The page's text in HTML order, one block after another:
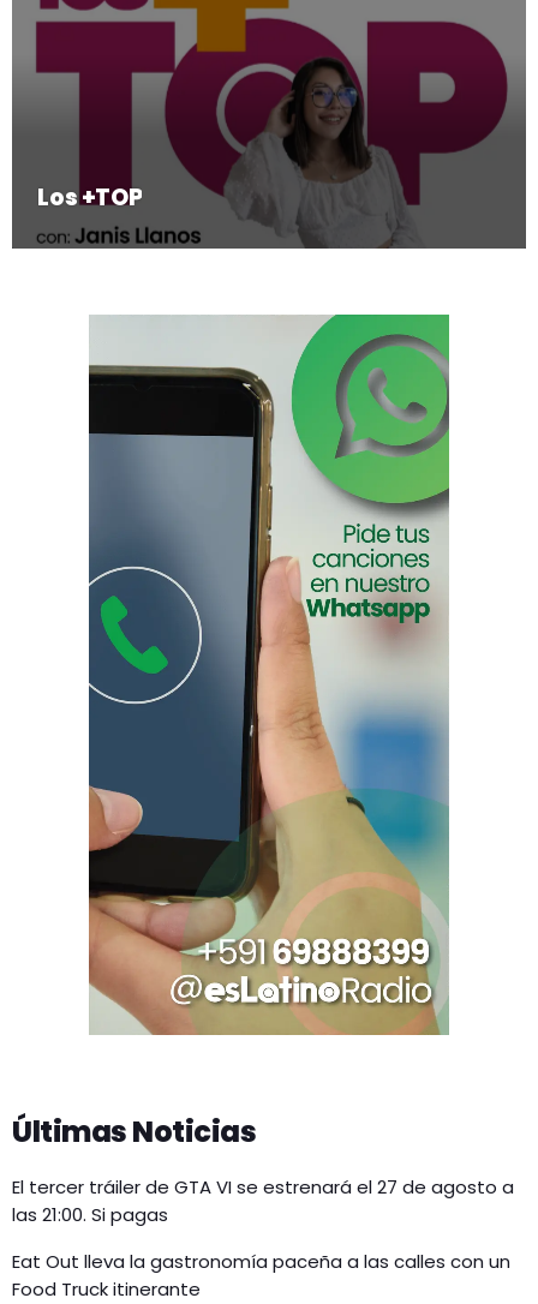
Los +TOP
Últimas Noticias
El tercer tráiler de GTA VI se estrenará el 27 de agosto a
las 21:00. Si pagas
Eat Out lleva la gastronomía paceña a las calles con un
Food Truck itinerante